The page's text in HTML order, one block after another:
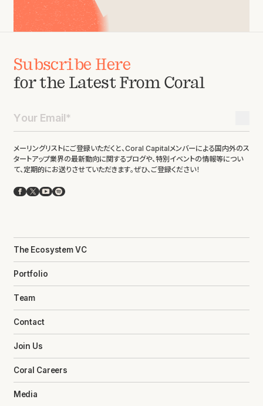
Subscribe Here
for the Latest From Coral
メーリングリストにご登録いただくと、Coral Capitalメンバーによる国内外のス
タートアップ業界の最新動向に関するブログや、特別イベントの情報等につい
て、定期的にお送りさせていただきます。ぜひ、ご登録ください！
Facebook
X YouTube
Spotify
The Ecosystem VC
Portfolio
Team
Contact
Join Us
Coral Careers
Media